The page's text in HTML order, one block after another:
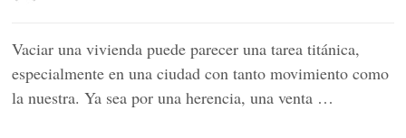
Vaciar una vivienda puede parecer una tarea titánica,
especialmente en una ciudad con tanto movimiento como
la nuestra. Ya sea por una herencia, una venta …